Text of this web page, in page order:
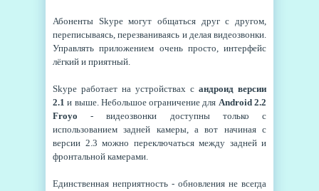
Абоненты Skype могут общаться друг с другом,
переписываясь, перезваниваясь и делая видеозвонки.
Управлять приложением очень просто, интерфейс
лёгкий и приятный.
Skype работает на устройствах с андроид версии
2.1 и выше. Небольшое ограничение для Android 2.2
Froyo - видеозвонки доступны только с
использованием задней камеры, а вот начиная с
версии 2.3 можно переключаться между задней и
фронтальной камерами.
Единственная неприятность - обновления не всегда